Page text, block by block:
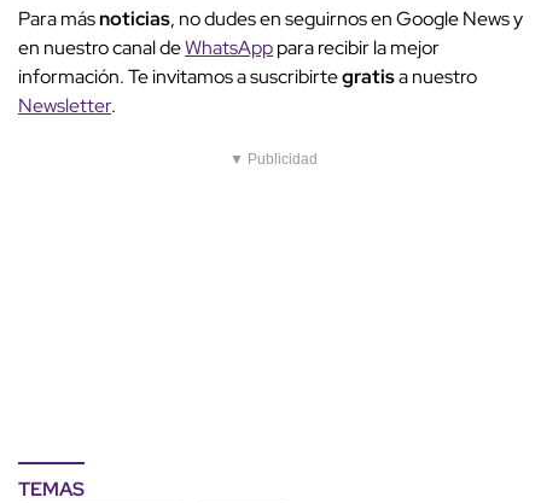
Para másnoticias, no dudes en seguirnos en Google News y
en nuestro canal deWhatsApppara recibir la mejor
información. Te invitamos a suscribirtegratisa nuestro
Newsletter.
▼ Publicidad
TEMAS